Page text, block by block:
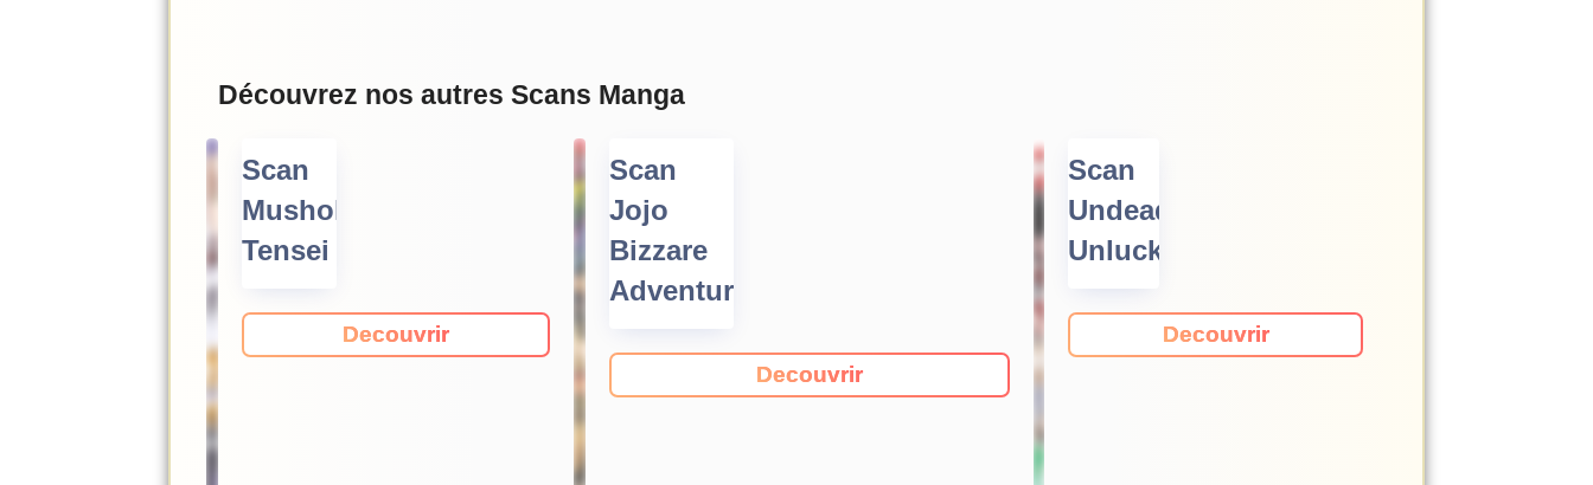
Découvrez nos autres Scans Manga
Scan
Mushoku
Tensei
Decouvrir
Scan
Jojo
Bizzare
Adventure
Decouvrir
Scan
Undead
Unluck
Decouvrir